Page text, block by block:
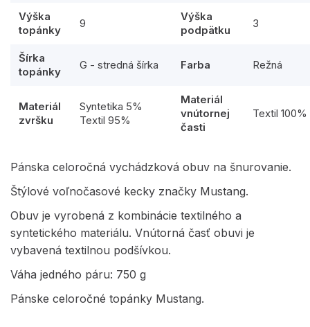
Výška
topánky
9
Výška
podpätku
3
Šírka
topánky
G - stredná šírka Farba Režná
Materiál
zvršku
Syntetika 5%
Textil 95%
Materiál
vnútornej
časti
Textil 100%
Pánska celoročná vychádzková obuv na šnurovanie.
Štýlové voľnočasové kecky značky Mustang.
Obuv je vyrobená z kombinácie textilného a
syntetického materiálu. Vnútorná časť obuvi je
vybavená textilnou podšívkou.
Váha jedného páru: 750 g
Pánske celoročné topánky Mustang.